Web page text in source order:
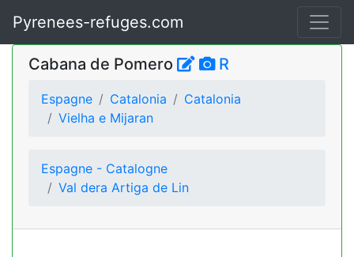
Pyrenees-refuges.com
Cabana de Pomero R
Espagne Catalonia
Catalonia
Vielha e Mijaran
Espagne - Catalogne
Val dera Artiga de Lin